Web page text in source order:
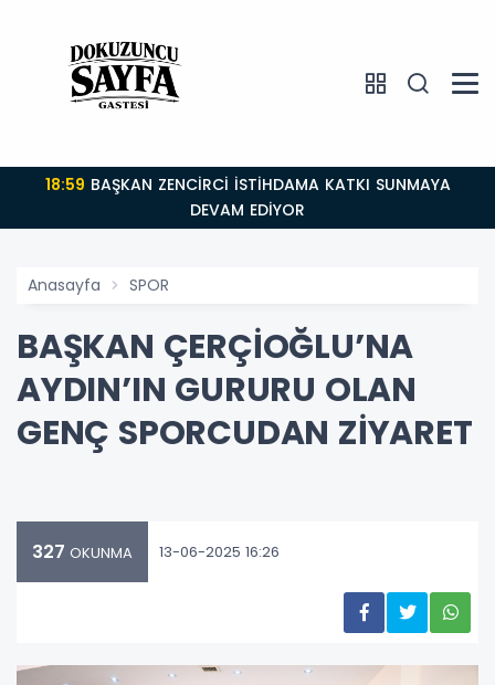
18:59
DEVAM EDİYOR
Anasayfa SPOR
BAŞKAN ÇERÇİOĞLU’NA
AYDIN’IN GURURU OLAN
GENÇ SPORCUDAN ZİYARET
327 OKUNMA 13-06-2025 16:26